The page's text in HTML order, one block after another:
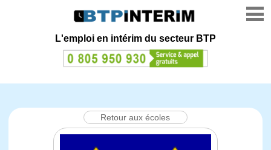
L'emploi en intérim du secteur BTP
Retour aux écoles